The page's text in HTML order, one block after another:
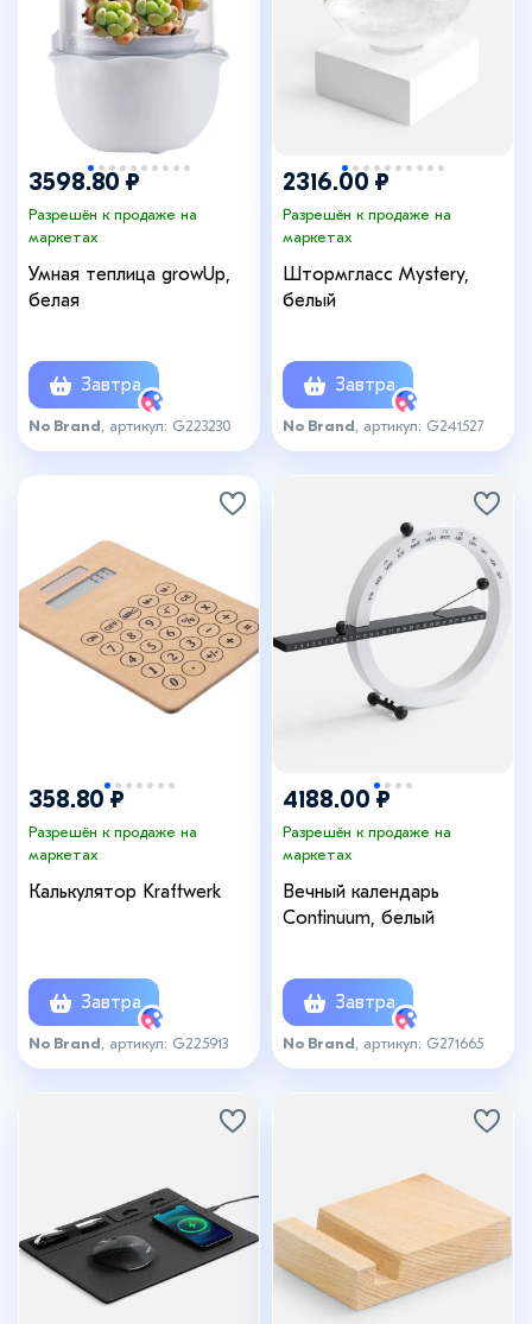
3598.80 ₽
Разрешён к продаже на
маркетах
Умная теплица growUp,
белая
Завтра
No Brand , артикул: G223230
2316.00 ₽
Разрешён к продаже на
маркетах
Штормгласс Mystery,
белый
Завтра
No Brand , артикул: G241527
358.80 ₽
Разрешён к продаже на
маркетах
Калькулятор Kraftwerk
Завтра
No Brand , артикул: G225913
4188.00 ₽
Разрешён к продаже на
маркетах
Вечный календарь
Continuum, белый
Завтра
No Brand , артикул: G271665